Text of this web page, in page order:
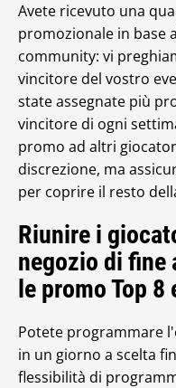
Avete ricevuto una
promozionale in base
community: vi
vincitore del vostro
state assegnate più
vincitore di ogni
promo ad altri
discrezione, ma
per coprire il resto
Riunire i
negozio di fine
le promo Top
Potete programmare
in un giorno a scelta
flessibilità di